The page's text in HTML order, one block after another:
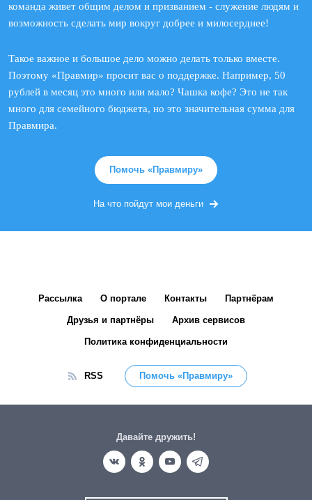
команда живет общим делом и призванием - служение людям и
возможность сделать мир вокруг добрее и милосерднее!
Такое важное и большое дело можно делать только вместе.
Поэтому «Правмир» просит вас о поддержке. Например, 50
рублей в месяц это много или мало? Чашка кофе? Это не так
много для семейного бюджета, но это значительная сумма для
Правмира.
Помочь «Правмиру»
На что пойдут мои деньги
Рассылка О портале Контакты Партнёрам
Друзья и партнёры Архив сервисов
Политика конфиденциальности
RSS Помочь «Правмиру»
Давайте дружить!